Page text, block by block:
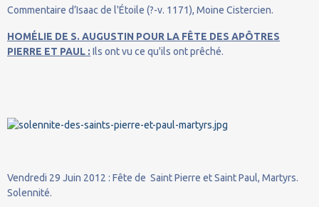
Commentaire d’Isaac de l'Étoile (?-v. 1171), Moine Cistercien.
HOMÉLIE DE S. AUGUSTIN POUR LA FÊTE DES APÔTRES
PIERRE ET PAUL : Ils ont vu ce qu'ils ont prêché.
Vendredi 29 Juin 2012 : Fête de Saint Pierre et Saint Paul, Martyrs.
Solennité.